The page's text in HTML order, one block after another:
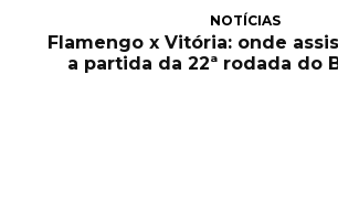
NOTÍCIAS
Flamengo x Vitória: onde
a partida da 22ª rodada do